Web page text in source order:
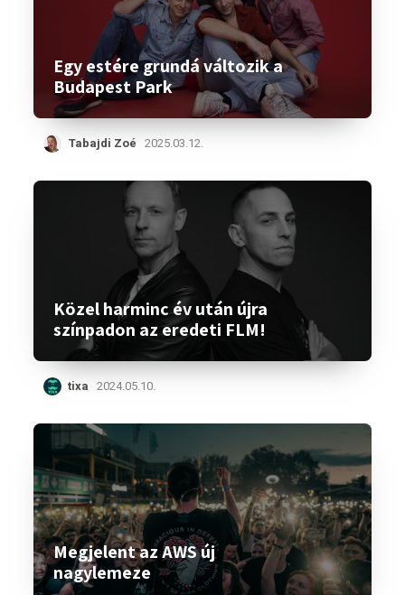
Egy estére grundá változik a
Budapest Park
Tabajdi Zoé 2025.03.12.
Közel harminc év után újra
színpadon az eredeti FLM!
tixa 2024.05.10.
Megjelent az AWS új
nagylemeze